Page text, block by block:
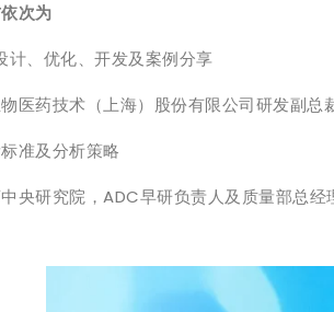
次为
、优化、开发及案例分享
物医药技术（上海）股份有限公司研发副总
准及分析策略
中央研究院，ADC早研负责人及质量部总经